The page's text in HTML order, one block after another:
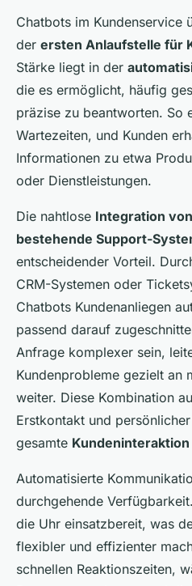
Chatbots im Kundenservice
der ersten Anlaufstelle für
Stärke liegt in der
die es ermöglicht, häufig
präzise zu beantworten. So
Wartezeiten, und Kunden
Informationen zu etwa
oder Dienstleistungen.
Die nahtlose Integration
bestehende Support-
entscheidender Vorteil.
CRM-Systemen oder
Chatbots Kundenanliegen
passend darauf
Anfrage komplexer sein,
Kundenprobleme gezielt an
weiter. Diese Kombination
Erstkontakt und
gesamte Kundeninteraktion
Automatisierte
durchgehende
die Uhr einsatzbereit, was
flexibler und effizienter
schnellen Reaktionszeiten,